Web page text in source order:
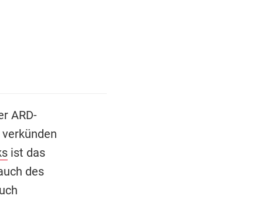
ARD-
ist das
des